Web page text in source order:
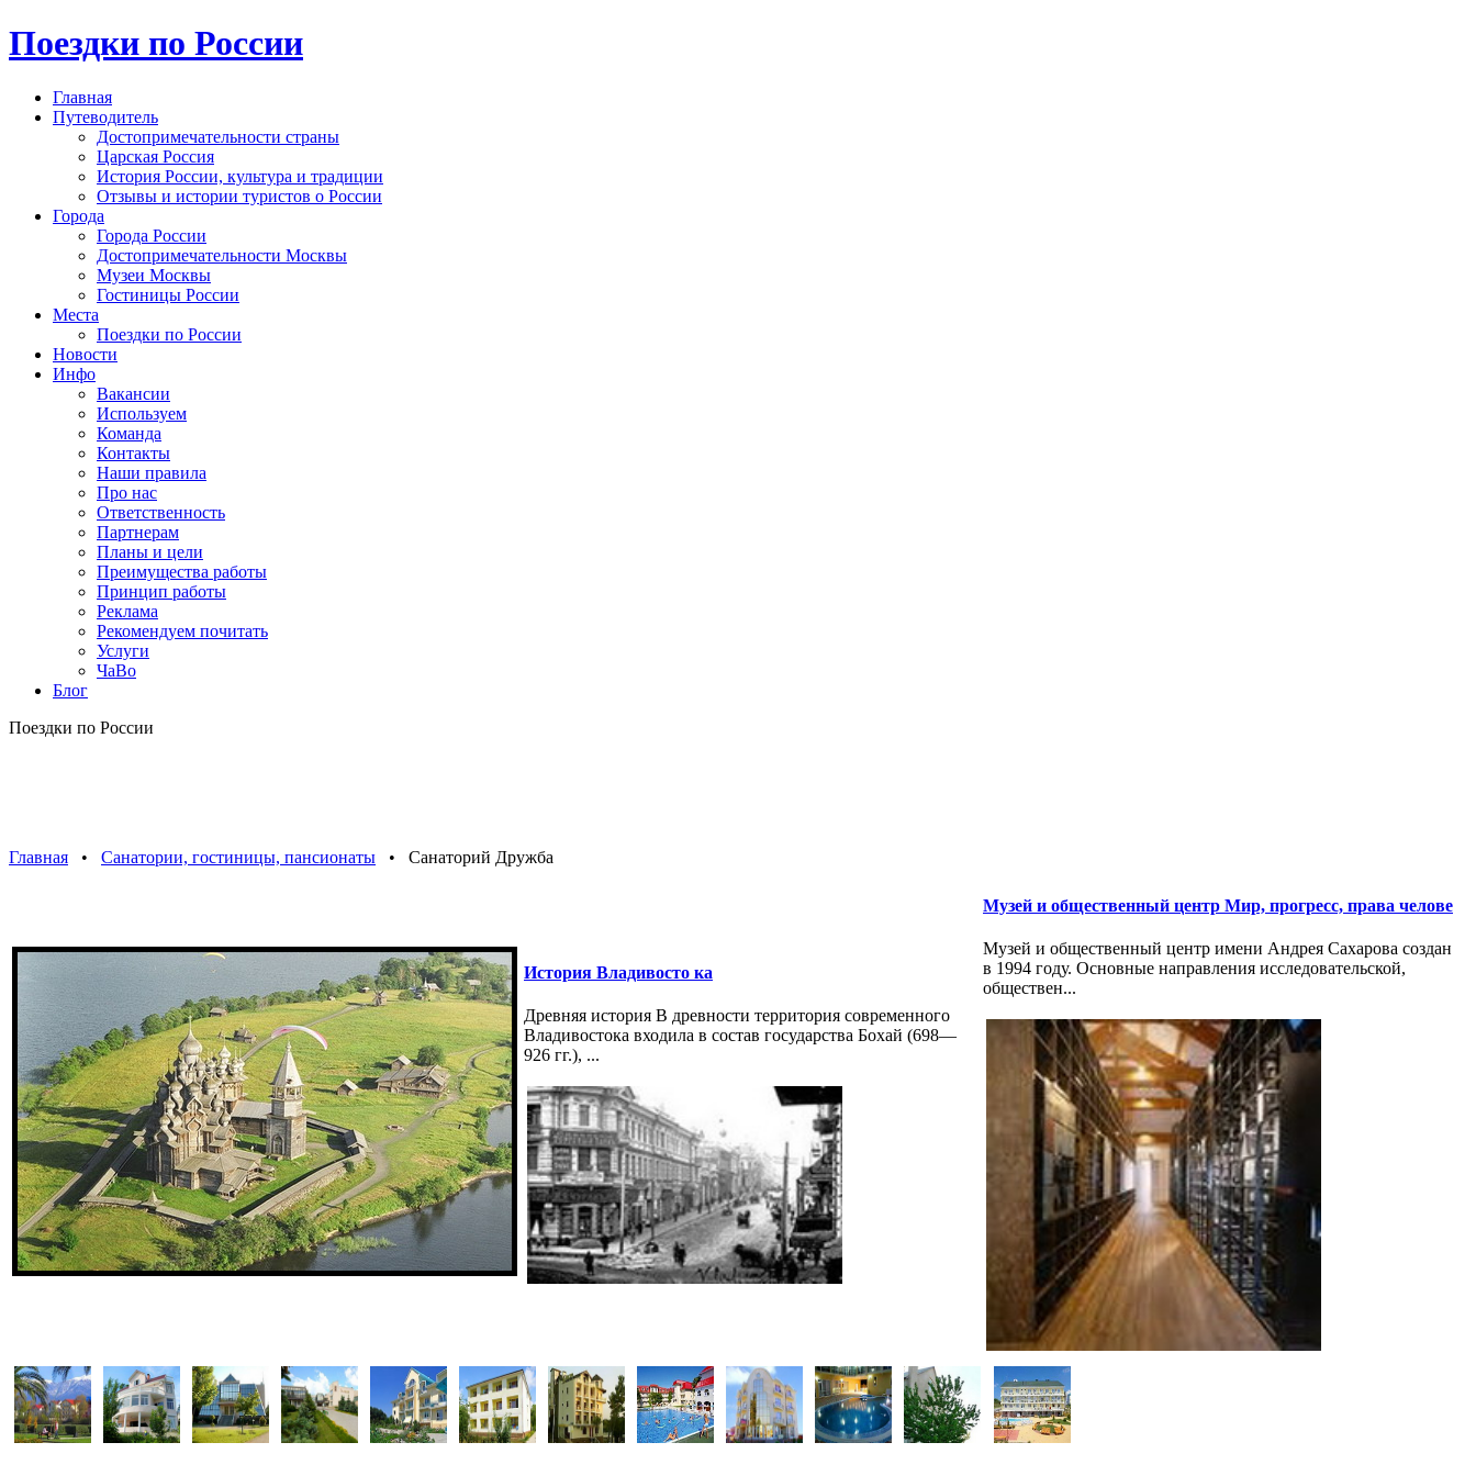
Поездки по России
Главная
Путеводитель
Достопримечательности страны
Царская Россия
История России, культура и традиции
Отзывы и истории туристов о России
Города
Города России
Достопримечательности Москвы
Музеи Москвы
Гостиницы России
Места
Поездки по России
Новости
Инфо
Вакансии
Используем
Команда
Контакты
Наши правила
Про нас
Ответственность
Партнерам
Планы и цели
Преимущества работы
Принцип работы
Реклама
Рекомендуем почитать
Услуги
ЧаВо
Блог
Поездки по России
Главная • Санатории, гостиницы, пансионаты • Санаторий Дружба
История Владивосто ка
Древняя история В древности территория современного
Владивостока входила в состав государства Бохай (698—
926 гг.), ...
Музей и общественный центр Мир, прогресс, права челове
Музей и общественный центр имени Андрея Сахарова создан
в 1994 году. Основные направления исследовательской,
обществен...